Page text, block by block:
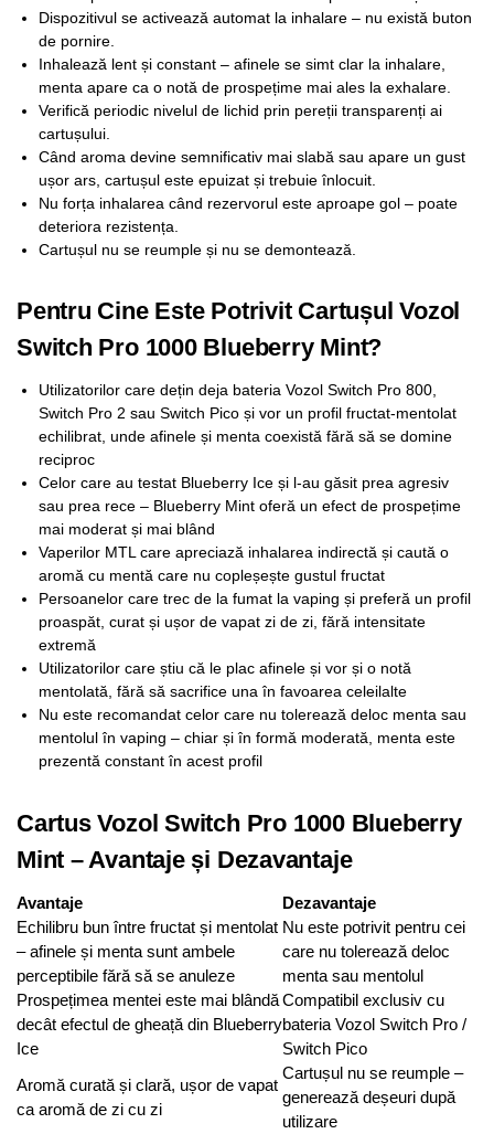
Dispozitivul se activează automat la inhalare – nu există buton
de pornire.
Inhalează lent și constant – afinele se simt clar la inhalare,
menta apare ca o notă de prospețime mai ales la exhalare.
Verifică periodic nivelul de lichid prin pereții transparenți ai
cartușului.
Când aroma devine semnificativ mai slabă sau apare un gust
ușor ars, cartușul este epuizat și trebuie înlocuit.
Nu forța inhalarea când rezervorul este aproape gol – poate
deteriora rezistența.
Cartușul nu se reumple și nu se demontează.
Pentru Cine Este Potrivit Cartușul Vozol
Switch Pro 1000 Blueberry Mint?
Utilizatorilor care dețin deja bateria Vozol Switch Pro 800,
Switch Pro 2 sau Switch Pico și vor un profil fructat-mentolat
echilibrat, unde afinele și menta coexistă fără să se domine
reciproc
Celor care au testat Blueberry Ice și l-au găsit prea agresiv
sau prea rece – Blueberry Mint oferă un efect de prospețime
mai moderat și mai blând
Vaperilor MTL care apreciază inhalarea indirectă și caută o
aromă cu mentă care nu copleșește gustul fructat
Persoanelor care trec de la fumat la vaping și preferă un profil
proaspăt, curat și ușor de vapat zi de zi, fără intensitate
extremă
Utilizatorilor care știu că le plac afinele și vor și o notă
mentolată, fără să sacrifice una în favoarea celeilalte
Nu este recomandat celor care nu tolerează deloc menta sau
mentolul în vaping – chiar și în formă moderată, menta este
prezentă constant în acest profil
Cartus Vozol Switch Pro 1000 Blueberry
Mint – Avantaje și Dezavantaje
Avantaje
Dezavantaje
Echilibru bun între fructat și mentolat
– afinele și menta sunt ambele
perceptibile fără să se anuleze
Nu este potrivit pentru cei
care nu tolerează deloc
menta sau mentolul
Prospețimea mentei este mai blândă
decât efectul de gheață din Blueberry
Ice
Compatibil exclusiv cu
bateria Vozol Switch Pro /
Switch Pico
Aromă curată și clară, ușor de vapat
ca aromă de zi cu zi
Cartușul nu se reumple –
generează deșeuri după
utilizare